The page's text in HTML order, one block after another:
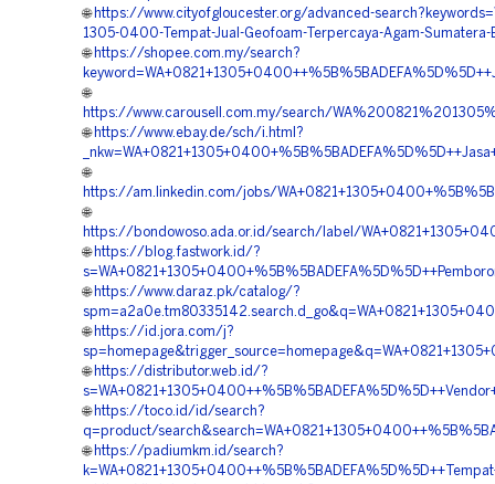
🌐 https://www.cityofgloucester.org/advanced-
1305-0400-Tempat-Jual-Geofoam-Terpercaya-Agam-Sumatera-
🌐 https://shopee.com.my/search?
🌐
https://www.carousell.com.my/search/
🌐 https://www.ebay.de/sch/i.html?
🌐
https://am.linkedin.com/jobs/
🌐
https://bondowoso.ada.or.id/search/label/
🌐 https://blog.fastwork.id/?
🌐 https://www.daraz.pk/catalog/?
🌐 https://id.jora.com/j?
🌐 https://distributor.web.id/?
🌐 https://toco.id/id/search?
q=product/
🌐 https://padiumkm.id/search?